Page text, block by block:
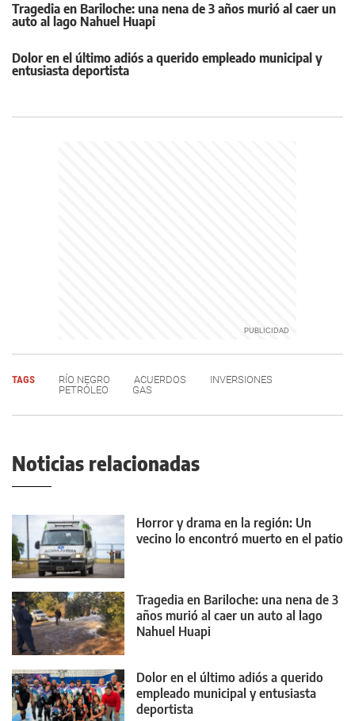
Tragedia en Bariloche: una nena de 3 años murió al caer un
auto al lago Nahuel Huapi
Dolor en el último adiós a querido empleado municipal y
entusiasta deportista
TAGS RÍO NEGRO ACUERDOS
INVERSIONES
PETRÓLEO
GAS
Noticias relacionadas
Horror y drama en la región: Un
vecino lo encontró muerto en el patio
Tragedia en Bariloche: una nena de 3
años murió al caer un auto al lago
Nahuel Huapi
Dolor en el último adiós a querido
empleado municipal y entusiasta
deportista